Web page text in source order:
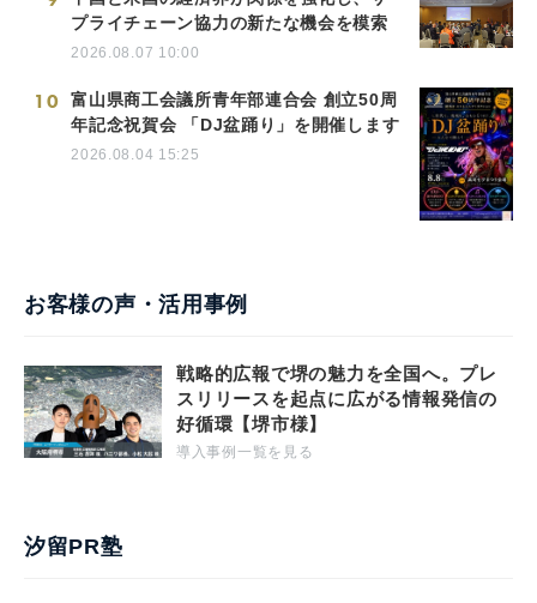
プライチェーン協力の新たな機会を模索
2026.08.07 10:00
10
富山県商工会議所青年部連合会 創立50周
年記念祝賀会 「DJ盆踊り」を開催します
2026.08.04 15:25
お客様の声・活用事例
戦略的広報で堺の魅力を全国へ。プレ
スリリースを起点に広がる情報発信の
好循環【堺市様】
導入事例一覧を見る
汐留PR塾